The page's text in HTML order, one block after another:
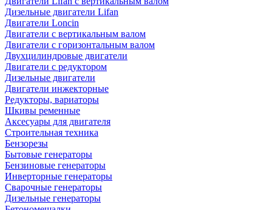
Дизельные двигатели Lifan
Двигатели Loncin
Двигатели с вертикальным валом
Двигатели с горизонтальным валом
Двухцилиндровые двигатели
Двигатели с редуктором
Дизельные двигатели
Двигатели инжекторные
Редукторы, вариаторы
Шкивы ременные
Аксесуары для двигателя
Строительная техника
Бензорезы
Бытовые генераторы
Бензиновые генераторы
Инверторные генераторы
Сварочные генераторы
Дизельные генераторы